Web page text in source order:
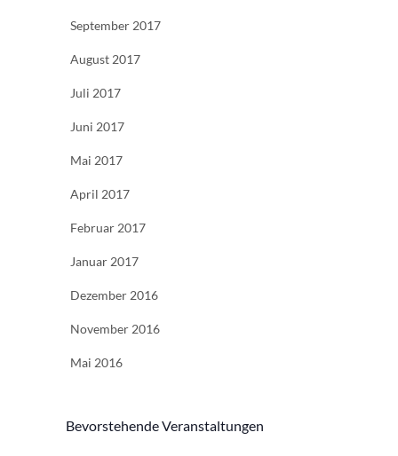
September 2017
August 2017
Juli 2017
Juni 2017
Mai 2017
April 2017
Februar 2017
Januar 2017
Dezember 2016
November 2016
Mai 2016
Bevorstehende Veranstaltungen